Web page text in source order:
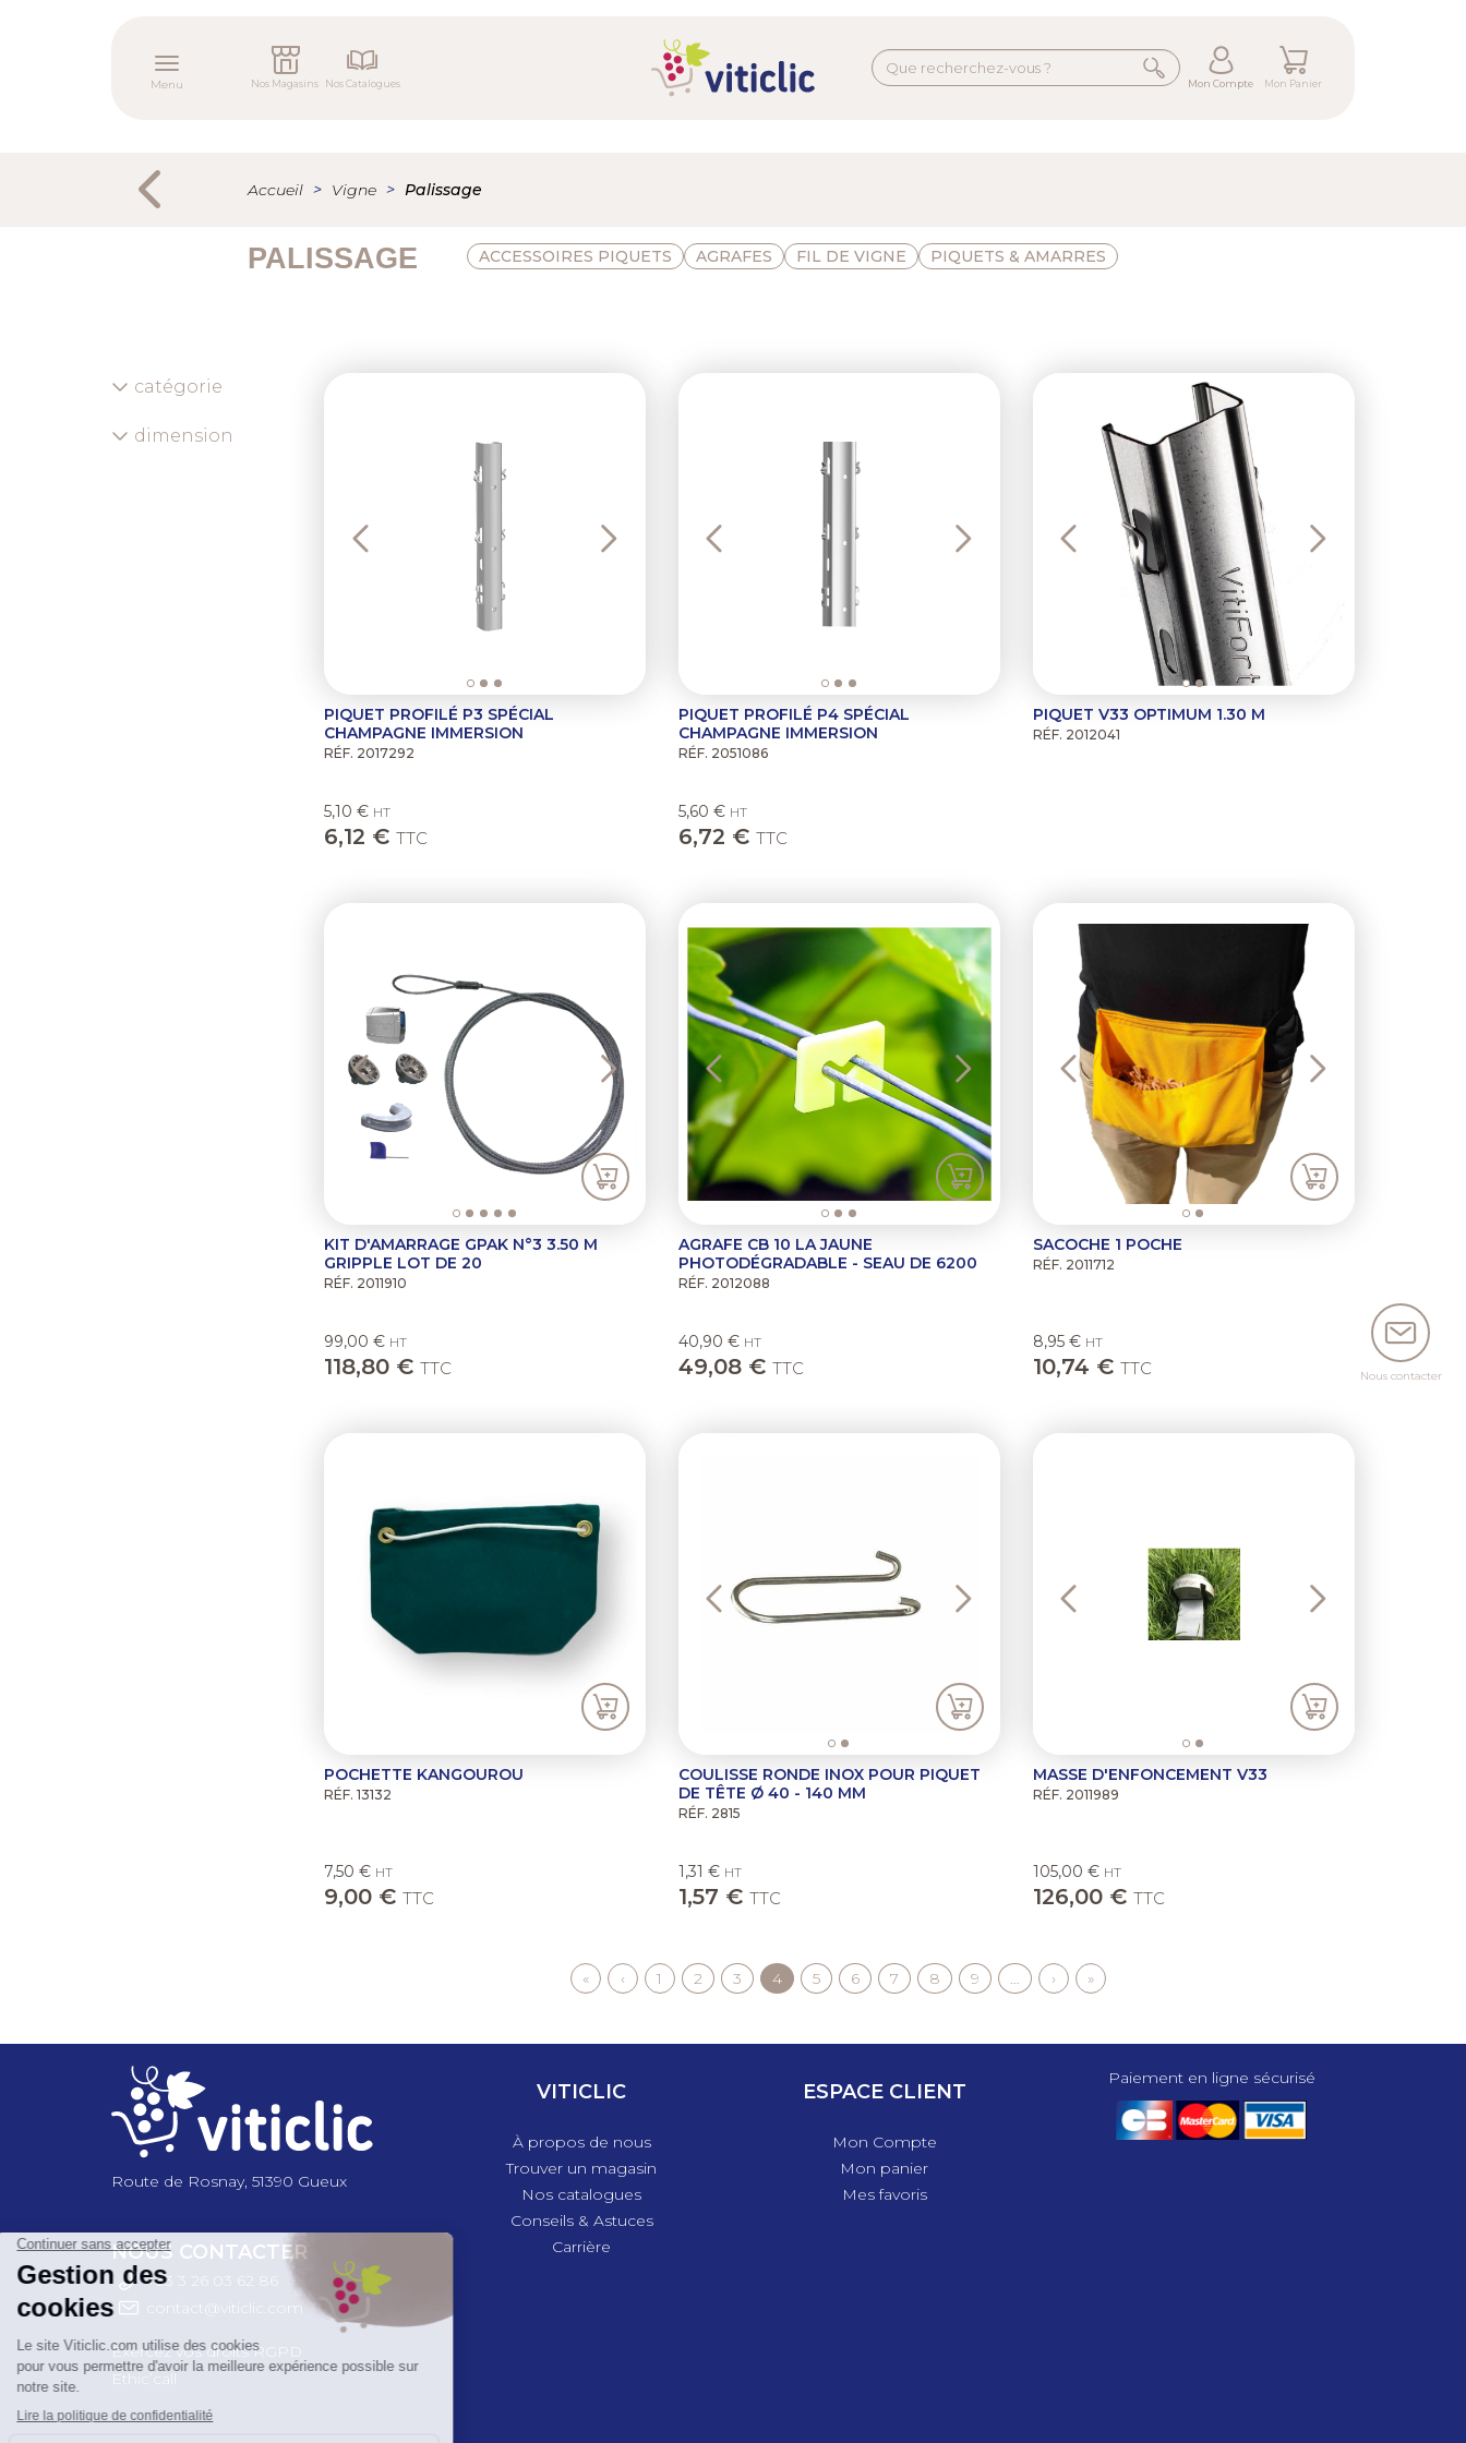
tertiaire
Nos Magasins Nos Catalogues
secondaire
Mon Compte Mon Panier
Toggle navigation
Menu
Accueil Vigne Palissage
PALISSAGE ACCESSOIRES PIQUETS AGRAFES FIL DE VIGNE PIQUETS & AMARRES
catégorie
dimension
PIQUET PROFILÉ P3 SPÉCIAL
CHAMPAGNE IMMERSION
RÉF. 2017292
5,10 € HT
6,12 € TTC
PIQUET PROFILÉ P4 SPÉCIAL
CHAMPAGNE IMMERSION
RÉF. 2051086
5,60 € HT
6,72 € TTC
PIQUET V33 OPTIMUM 1.30 M
RÉF. 2012041
KIT D'AMARRAGE GPAK N°3 3.50 M
GRIPPLE LOT DE 20
RÉF. 2011910
99,00 € HT
118,80 € TTC
AGRAFE CB 10 LA JAUNE
PHOTODÉGRADABLE - SEAU DE 6200
RÉF. 2012088
40,90 € HT
49,08 € TTC
Previous
SACOCHE 1 POCHE
RÉF. 2011712
8,95 € HT
10,74 € TTC
POCHETTE KANGOUROU
RÉF. 13132
7,50 € HT
9,00 € TTC
COULISSE RONDE INOX POUR PIQUET
DE TÊTE Ø 40 - 140 MM
RÉF. 2815
1,31 € HT
1,57 € TTC
MASSE D'ENFONCEMENT V33
RÉF. 2011989
105,00 € HT
126,00 € TTC
Première
page
« Page
précédente
‹ Page
1 Page
2 Page
3 Page
courante
4 Page
5 Page
6 Page
7 Page
8 Page
9 … Page
suivante
› Dernière
page
»
Nous contacter
Route de Rosnay, 51390 Gueux
NOUS CONTACTER
+33 3 26 03 6 2 86
contact@viticlic.com
Exercez vos droits RGPD
Ethic’call
VITICLIC
À propos de nous
Trouver un magasin
Nos catalogues
Conseils & Astuces
Carrière
ESPACE CLIENT
Mon Compte
Mon panier
Mes favoris
Paiement en ligne sécurisé